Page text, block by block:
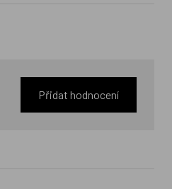
Přidat hodnocení